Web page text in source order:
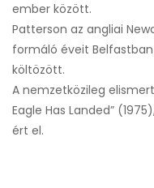
ember között.
Patterson az angliai
formáló éveit
költözött.
A nemzetközileg
Eagle Has Landed”
ért el.